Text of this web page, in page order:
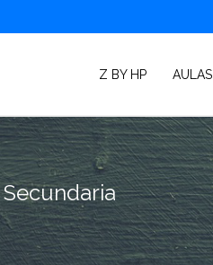
Z BY HP AULAS